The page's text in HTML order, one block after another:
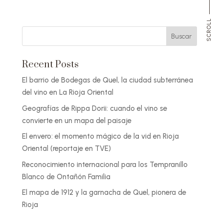
Recent Posts
El barrio de Bodegas de Quel, la ciudad subterránea
del vino en La Rioja Oriental
Geografías de Rippa Dorii: cuando el vino se
convierte en un mapa del paisaje
El envero: el momento mágico de la vid en Rioja
Oriental (reportaje en TVE)
Reconocimiento internacional para los Tempranillo
Blanco de Ontañón Familia
El mapa de 1912 y la garnacha de Quel, pionera de
Rioja